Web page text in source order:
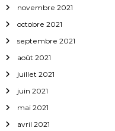
novembre 2021
octobre 2021
septembre 2021
août 2021
juillet 2021
juin 2021
mai 2021
avril 2021